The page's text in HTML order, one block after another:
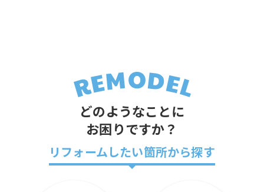
どのようなことに
お困りですか？
リフォームしたい箇所から探す